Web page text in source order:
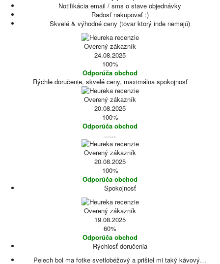
Notifikácia email / sms o stave objednávky
Radosť nakupovať :)
Skvelé & výhodné ceny (tovar ktorý inde nemajú)
Overený zákazník
24.08.2025
100%
Odporúča obchod
Rýchle doručenie, skvelé ceny, maximálna spokojnosť
Overený zákazník
20.08.2025
100%
Odporúča obchod
......
Overený zákazník
20.08.2025
100%
Odporúča obchod
Spokojnosť
Overený zákazník
19.08.2025
60%
Odporúča obchod
Rýchlosť doručenia
Pelech bol ma fotke svetlobéžový a prišiel mi taký kávový…